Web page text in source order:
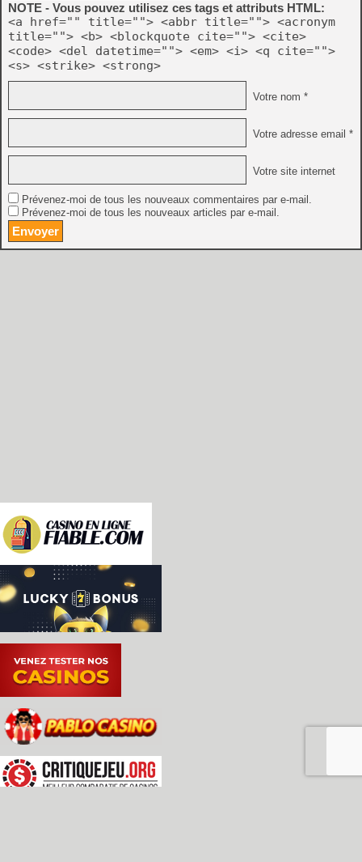
NOTE - Vous pouvez utilisez ces tags et attributs HTML:
<a href="" title=""> <abbr title=""> <acronym
title=""> <b> <blockquote cite=""> <cite>
<code> <del datetime=""> <em> <i> <q cite="">
<s> <strike> <strong>
Votre nom *
Votre adresse email *
Votre site internet
Prévenez-moi de tous les nouveaux commentaires par e-mail.
Prévenez-moi de tous les nouveaux articles par e-mail.